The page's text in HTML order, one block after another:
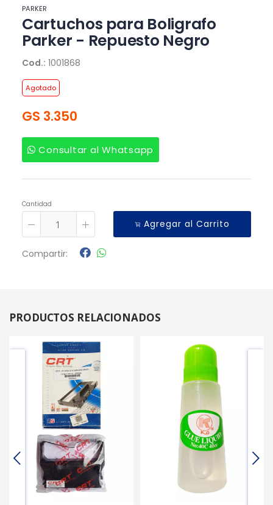
PARKER
Cartuchos para Boligrafo
Parker - Repuesto Negro
Cod.: 1001868
Agotado
GS 3.350
Consultar al Whatsapp
Cantidad
Agregar al Carrito
Compartir:
PRODUCTOS RELACIONADOS